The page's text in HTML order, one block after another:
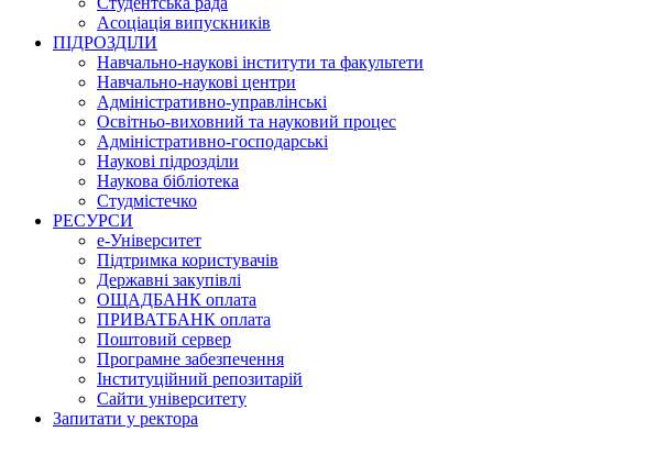
Асоціація випускників
ПІДРОЗДІЛИ
Навчально-наукові інститути та факультети
Навчально-наукові центри
Адміністративно-управлінські
Освітньо-виховний та науковий процес
Адміністративно-господарські
Наукові підрозділи
Наукова бібліотека
Студмістечко
РЕСУРСИ
е-Університет
Підтримка користувачів
Державні закупівлі
ОЩАДБАНК оплата
ПРИВАТБАНК оплата
Поштовий сервер
Програмне забезпечення
Інституційний репозитарій
Сайти університету
Запитати у ректора